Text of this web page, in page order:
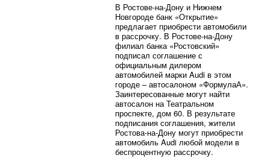
В Ростове-на-Дону и Нижнем
Новгороде банк «Открытие»
предлагает приобрести автомобили
в рассрочку. В Ростове-на-Дону
филиал банка «Ростовский»
подписал соглашение с
официальным дилером
автомобилей марки Audi в этом
городе – автосалоном «ФормулаА».
Заинтересованные могут найти
автосалон на Театральном
проспекте, дом 60. В результате
подписания соглашения, жители
Ростова-на-Дону могут приобрести
автомобиль Audi любой модели в
беспроцентную рассрочку.